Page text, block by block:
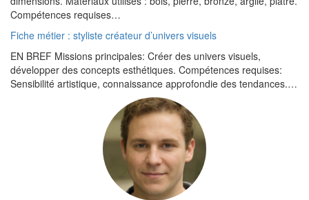
Compétences requises…
Fiche métier : styliste créateur d’univers visuels
EN BREF Missions principales: Créer des univers visuels,
développer des concepts esthétiques. Compétences requises:
Sensibilité artistique, connaissance approfondie des tendances.…